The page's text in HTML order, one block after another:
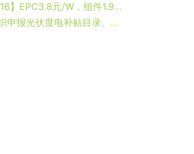
【价格风向标0516】EPC3.8元/W，组件1.9元/W，近期光伏设备、监理、EPC等EPC信息
合肥发改委：组织申报光伏度电补贴目录、光储应用及示范项目